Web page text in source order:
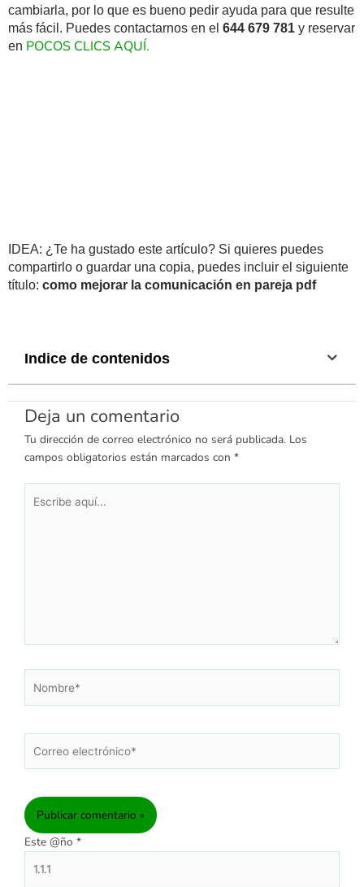
cambiarla, por lo que es bueno pedir ayuda para que resulte
más fácil. Puedes contactarnos en el 644 679 781 y reservar
en POCOS CLICS AQUÍ.
IDEA: ¿Te ha gustado este artículo? Si quieres puedes
compartirlo o guardar una copia, puedes incluir el siguiente
título: como mejorar la comunicación en pareja pdf
Indice de contenidos
Deja un comentario
Tu dirección de correo electrónico no será publicada. Los
campos obligatorios están marcados con *
aquí...
electrónico*
Este @ño *